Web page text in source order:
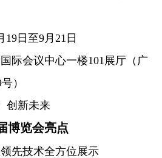
19日至9月21日
际会议中心一楼101展厅（广
）
创新未来
博览会亮点
领先技术全方位展示